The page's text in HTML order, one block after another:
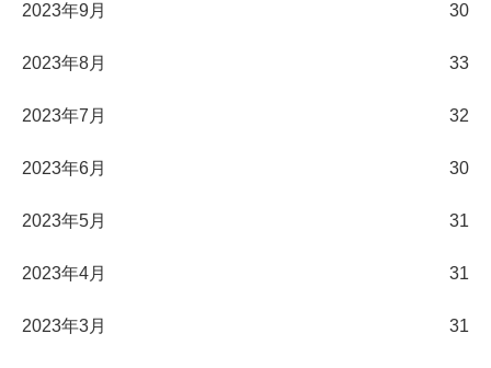
2023年9月 30
2023年8月 33
2023年7月 32
2023年6月 30
2023年5月 31
2023年4月 31
2023年3月 31